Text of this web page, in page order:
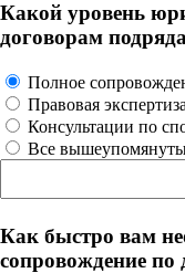
Какой уровень
договорам
Полное
Правовая
Консультации по
Все
Как быстро вам
сопровождение по